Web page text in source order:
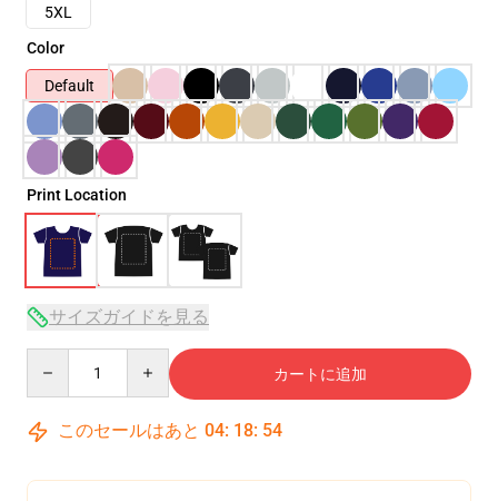
5XL
Color
Default
Print Location
サイズガイドを見る
カートに追加
このセールはあと 04: 18: 54